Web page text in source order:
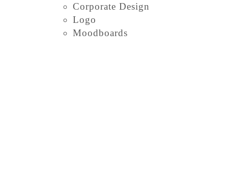
Corporate Design
Logo
Moodboards